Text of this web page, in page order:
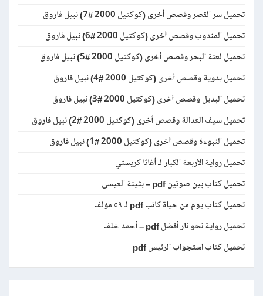
تحميل سر القصر وقصص أخرى (كوكتيل 2000 #7) نبيل فاروق
تحميل المندوب وقصص أخرى (كوكتيل 2000 #6) نبيل فاروق
تحميل لعنة البحر وقصص أخرى (كوكتيل 2000 #5) نبيل فاروق
تحميل بدوية وقصص أخرى (كوكتيل 2000 #4) نبيل فاروق
تحميل البديل وقصص أخرى (كوكتيل 2000 #3) نبيل فاروق
تحميل سيف العدالة وقصص أخرى (كوكتيل 2000 #2) نبيل فاروق
تحميل النبوءة وقصص أخرى (كوكتيل 2000 #1) نبيل فاروق
تحميل رواية الأربعة الكبار لـ أغاثا كريستي
تحميل كتاب بين صوتين pdf – بثينة العيسى
تحميل كتاب يوم من حياة كاتب pdf لـ ٥٩ مؤلف
تحميل رواية نحو نار أفضل pdf – أحمد خلف
تحميل كتاب استجواب الرئيس pdf